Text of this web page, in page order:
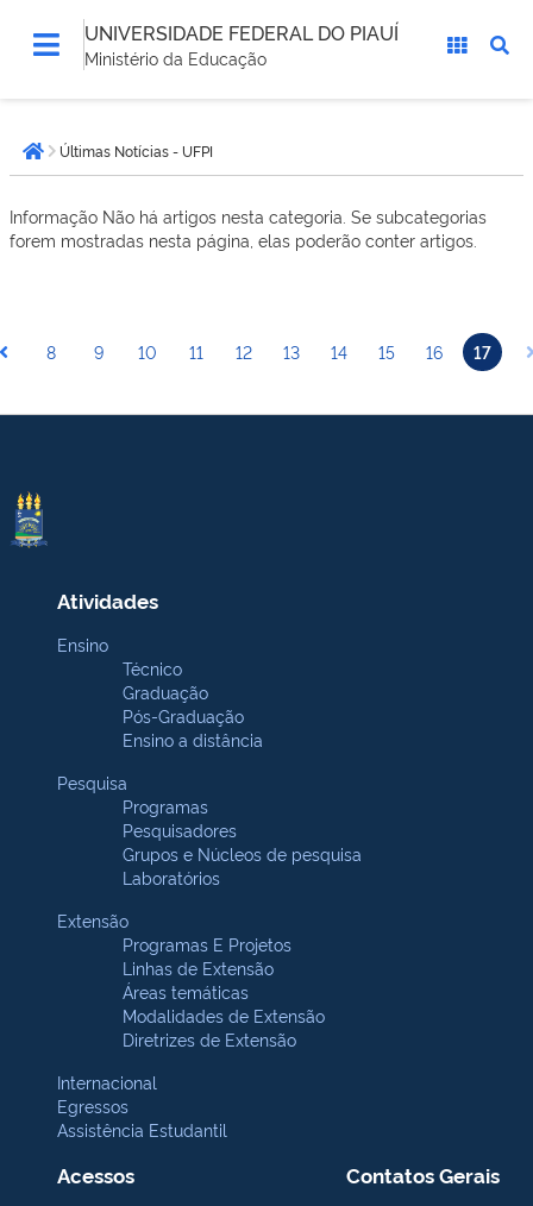
UNIVERSIDADE FEDERAL DO PIAUÍ
Ministério da Educação
está
aqui:Página inicial
Últimas Notícias - UFPI
Informação Não há artigos nesta categoria. Se subcategorias
forem mostradas nesta página, elas poderão conter artigos.
8 9 10 11 12 13 14 15 16 17
Atividades
Ensino
Técnico
Graduação
Pós-Graduação
Ensino a distância
Pesquisa
Programas
Pesquisadores
Grupos e Núcleos de pesquisa
Laboratórios
Extensão
Programas E Projetos
Linhas de Extensão
Áreas temáticas
Modalidades de Extensão
Diretrizes de Extensão
Internacional
Egressos
Assistência Estudantil
Acessos Contatos Gerais